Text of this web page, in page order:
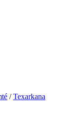
/Texarkana